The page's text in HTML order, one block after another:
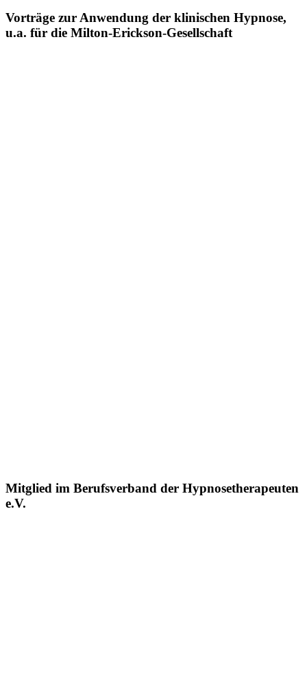
Vorträge zur Anwendung der klinischen Hypnose,
u.a. für die Milton-Erickson-Gesellschaft
Mitglied im Berufsverband der Hypnosetherapeuten
e.V.